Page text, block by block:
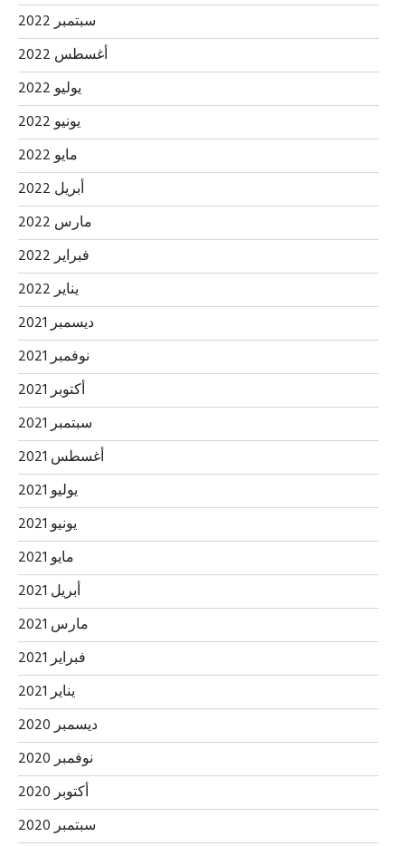
سبتمبر 2022
أغسطس 2022
يوليو 2022
يونيو 2022
مايو 2022
أبريل 2022
مارس 2022
فبراير 2022
يناير 2022
ديسمبر 2021
نوفمبر 2021
أكتوبر 2021
سبتمبر 2021
أغسطس 2021
يوليو 2021
يونيو 2021
مايو 2021
أبريل 2021
مارس 2021
فبراير 2021
يناير 2021
ديسمبر 2020
نوفمبر 2020
أكتوبر 2020
سبتمبر 2020